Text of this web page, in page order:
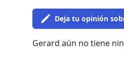
Deja tu opinión
Gerard aún no tiene